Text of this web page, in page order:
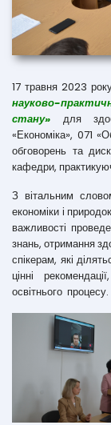
17 травня 2023
науково-
стану» для
«Економіка», 071
обговорень та
кафедри,
З вітальним
економіки і
важливості
знань, отримання
спікерам, які
цінні
освітнього процесу.